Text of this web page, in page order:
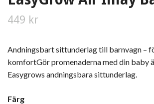
449 kr
Andningsbart sittunderlag till barnvagn –
komfortGör promenaderna med din baby
Easygrows andningsbara sittunderlag.
Färg